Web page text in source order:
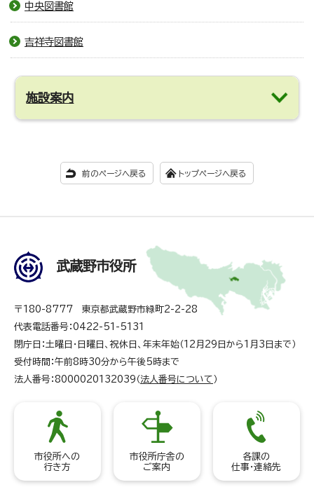
中央図書館
吉祥寺図書館
施設案内
前のページへ戻る トップページへ戻る
武蔵野市役所
〒180-8777 東京都武蔵野市緑町2-2-28
代表電話番号：0422-51-5131
閉庁日：土曜日・日曜日、祝休日、年末年始（12月29日から1月3日まで）
受付時間：午前8時30分から午後5時まで
法人番号：8000020132039（ 法人番号について ）
市役所への
行き方
市役所庁舎の
ご案内
各課の
仕事・連絡先